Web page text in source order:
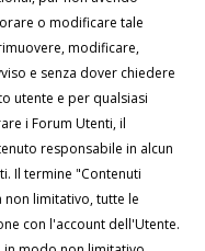
o modificare tale
modificare,
e senza dover chiedere
utente e per qualsiasi
i Forum Utenti, il
responsabile in alcun
Il termine "Contenuti
limitativo, tutte le
con l'account dell'Utente.